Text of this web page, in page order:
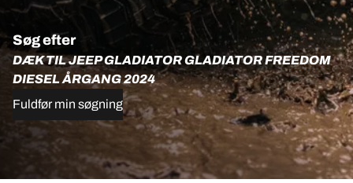
Søg efter
DÆK TIL JEEP GLADIATOR GLADIATOR FREEDOM
DIESEL ÅRGANG 2024
Fuldfør min søgning